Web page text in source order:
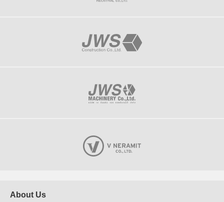
About Us